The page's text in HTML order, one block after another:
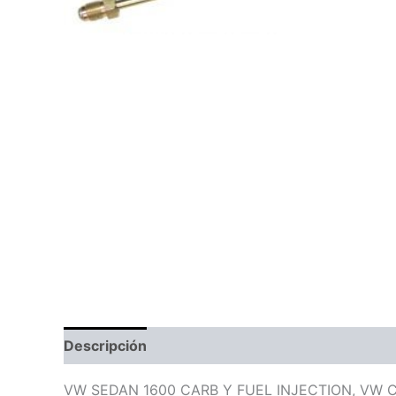
Descripción
VW SEDAN 1600 CARB Y FUEL INJECTION, VW